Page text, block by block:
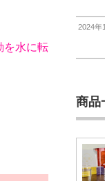
を水に転
2024年
商品